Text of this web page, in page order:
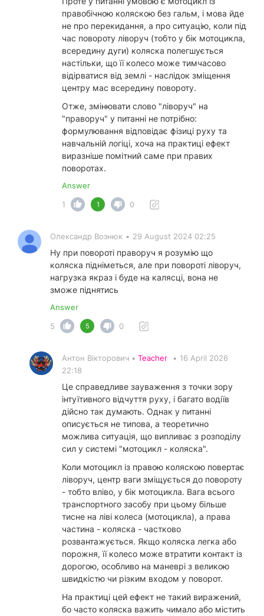
правобічною коляскою без гальм, і мова йде
не про перекидання, а про ситуацію, коли під
час повороту ліворуч (тобто у бік мотоцикла,
всередину дуги) коляска полегшується
настільки, що її колесо може тимчасово
відірватися від землі - наслідок зміщення
центру мас всередину повороту.
Отже, змінювати слово "ліворуч" на
"праворуч" у питанні не потрібно:
формулювання відповідає фізиці руху та
навчальній логіці, хоча на практиці ефект
виразніше помітний саме при правих
поворотах.
Answer
1
1 0
Олександр Вознюк • 29 August 2024 02:25
Ну при повороті праворуч я розумію що
коляска підніметься, але при повороті ліворуч,
нагрузка якраз і буде на калясці, вона не
зможе піднятись
Answer
5
5 0
Антон Вікторович • Teacher • 16 April 2026
22:18
Це справедливе зауваження з точки зору
інтуїтивного відчуття руху, і багато водіїв
дійсно так думають. Однак у питанні
описується не типова, а теоретично
можлива ситуація, що випливає з розподілу
сил у системі "мотоцикл - коляска".
Коли мотоцикл із правою коляскою повертає
ліворуч, центр ваги зміщується до повороту
- тобто вліво, у бік мотоцикла. Вага всього
транспортного засобу при цьому більше
тисне на ліві колеса (мотоцикла), а права
частина - коляска - частково
розвантажується. Якщо коляска легка або
порожня, її колесо може втратити контакт із
дорогою, особливо на маневрі з великою
швидкістю чи різким входом у поворот.
На практиці цей ефект не такий виражений,
бо часто коляска важить чимало або містить